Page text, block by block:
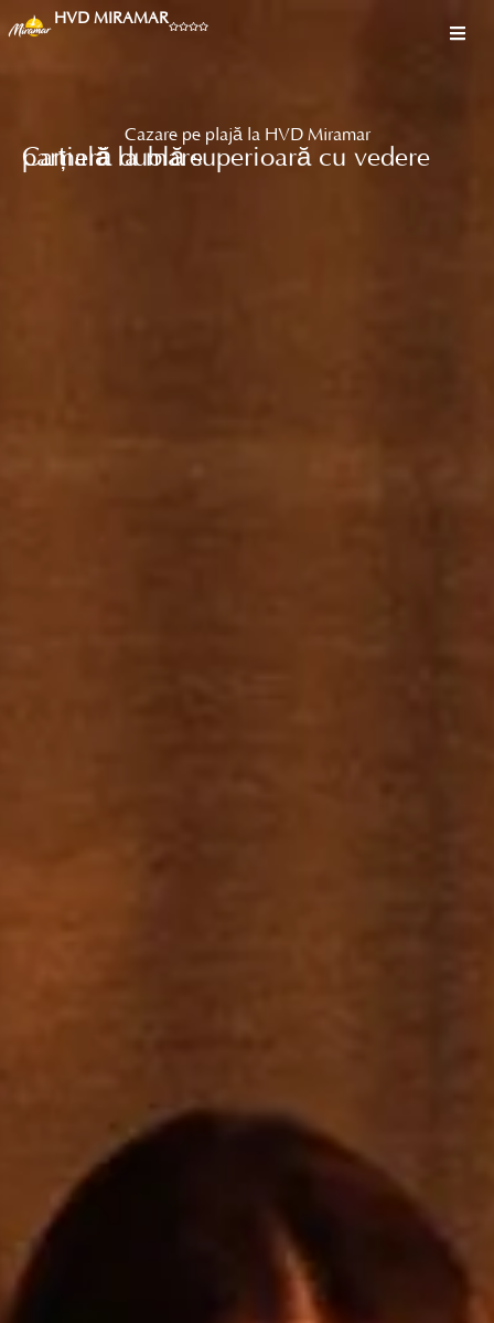
HVD MIRAMAR
Cazare pe plajă la HVD Miramar
Cameră dublă superioară cu vedere parțială la mare